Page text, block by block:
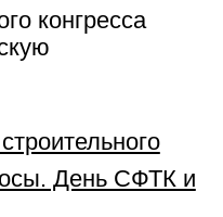
конгресса
День СФТК и